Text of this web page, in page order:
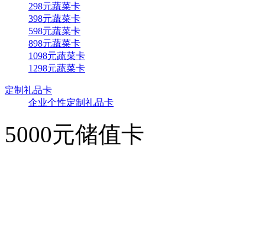
298元蔬菜卡
398元蔬菜卡
598元蔬菜卡
898元蔬菜卡
1098元蔬菜卡
1298元蔬菜卡
定制礼品卡
企业个性定制礼品卡
5000元储值卡